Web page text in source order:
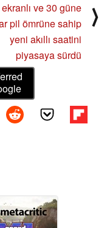
ekranlı ve 30 güne
pil ömrüne sahip
yeni akıllı saatini
piyasaya sürdü
⟩